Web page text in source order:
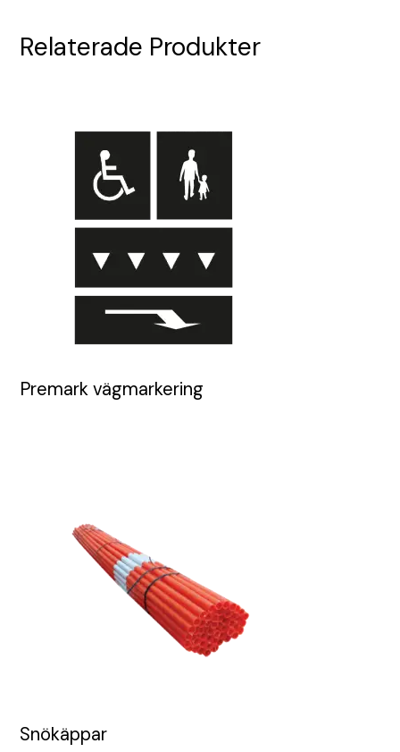
Relaterade Produkter
Premark vägmarkering
Snökäppar